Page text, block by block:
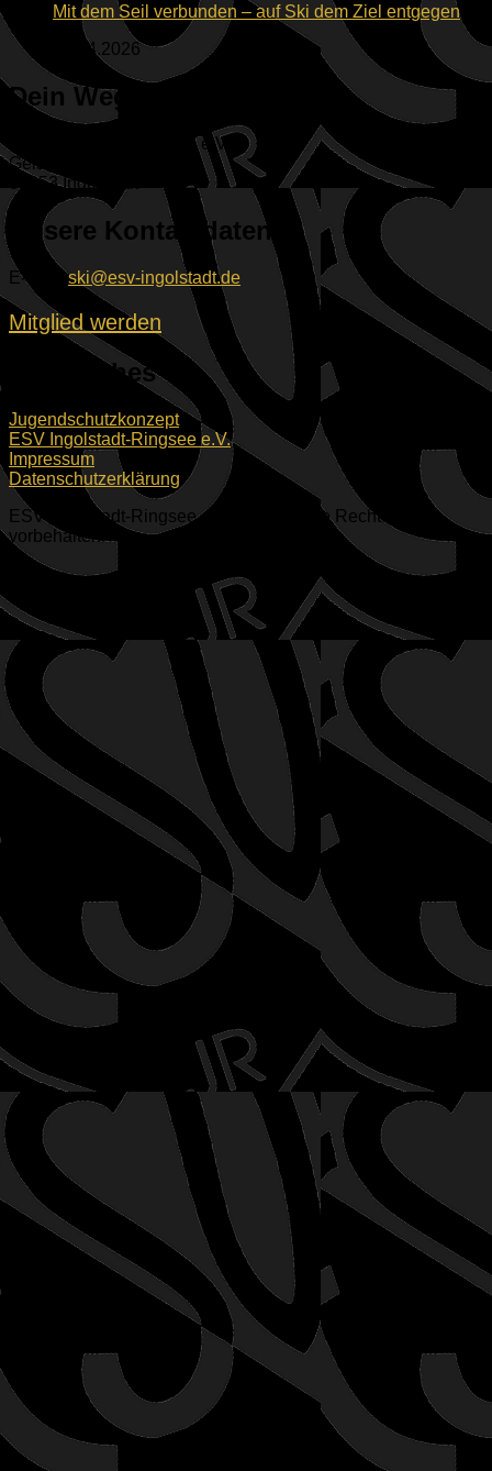
Mit dem Seil verbunden – auf Ski dem Ziel entgegen
16.04.2026
Dein Weg zu uns
ESV Ingolstadt-Ringsee e.V.
Geisenfelder Straße 1
85053 Ingolstadt
Unsere Kontaktdaten
E-Mail:ski@esv-ingolstadt.de
Mitglied werden
Rechtliches
Jugendschutzkonzept
ESV Ingolstadt-Ringsee e.V.
Impressum
Datenschutzerklärung
ESV Ingolstadt-Ringsee e.V. © 2026. Alle Rechte
vorbehalten.